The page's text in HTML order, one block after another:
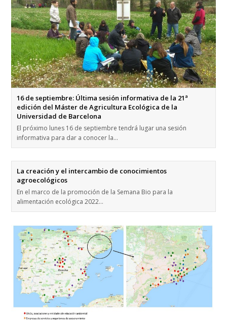
16 de septiembre: Última sesión informativa de la 21ª
edición del Máster de Agricultura Ecológica de la
Universidad de Barcelona
El próximo lunes 16 de septiembre tendrá lugar una sesión
informativa para dar a conocer la…
La creación y el intercambio de conocimientos
agroecológicos
En el marco de la promoción de la Semana Bio para la
alimentación ecológica 2022…